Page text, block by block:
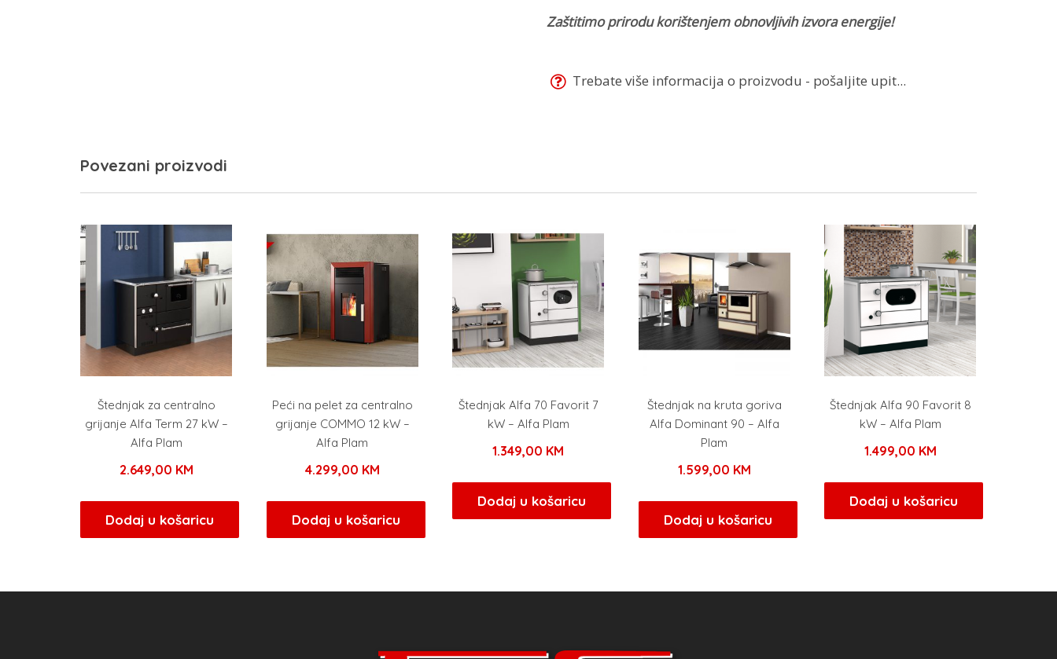
Zaštitimo prirodu korištenjem obnovljivih izvora energije!
Trebate više informacija o proizvodu - pošaljite upit...
Povezani proizvodi
Štednjak za centralno
grijanje Alfa Term 27 kW –
Alfa Plam
2.649,00 KM
Dodaj u košaricu
Peći na pelet za centralno
grijanje COMMO 12 kW –
Alfa Plam
4.299,00 KM
Dodaj u košaricu
Štednjak Alfa 70 Favorit 7
kW – Alfa Plam
1.349,00 KM
Dodaj u košaricu
Štednjak na kruta goriva
Alfa Dominant 90 – Alfa
Plam
1.599,00 KM
Dodaj u košaricu
Štednjak Alfa 90 Favorit 8
kW – Alfa Plam
1.499,00 KM
Dodaj u košaricu